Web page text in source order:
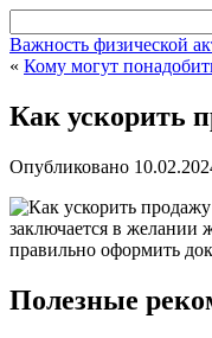
Важность физической
« Кому могут
Как ускорить
Опубликовано
заключается в желании
правильно оформить
Полезные